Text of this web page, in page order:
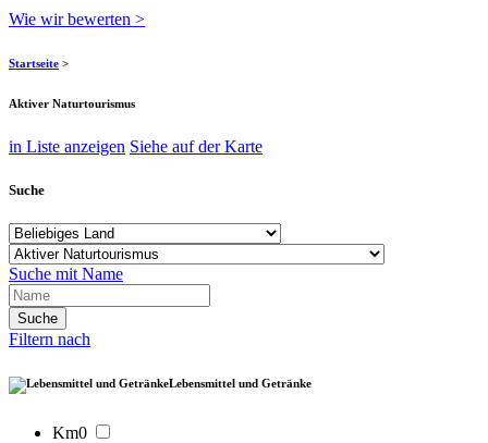
Wie wir bewerten >
Startseite >
Aktiver Naturtourismus
in Liste anzeigen Siehe auf der Karte
Suche
Suche mit Name
Filtern nach
Lebensmittel und Getränke
Km0